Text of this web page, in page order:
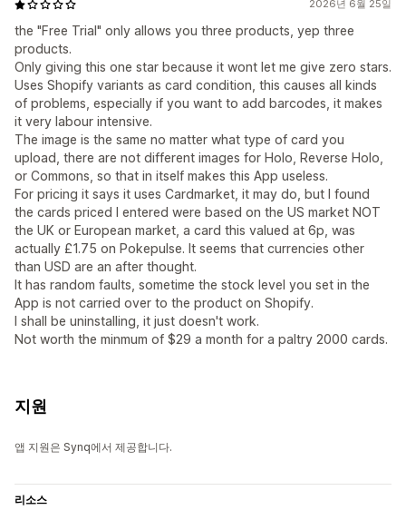
2026년 6월 25일
the "Free Trial" only allows you three products, yep three
products.
Only giving this one star because it wont let me give zero stars.
Uses Shopify variants as card condition, this causes all kinds
of problems, especially if you want to add barcodes, it makes
it very labour intensive.
The image is the same no matter what type of card you
upload, there are not different images for Holo, Reverse Holo,
or Commons, so that in itself makes this App useless.
For pricing it says it uses Cardmarket, it may do, but I found
the cards priced I entered were based on the US market NOT
the UK or European market, a card this valued at 6p, was
actually £1.75 on Pokepulse. It seems that currencies other
than USD are an after thought.
It has random faults, sometime the stock level you set in the
App is not carried over to the product on Shopify.
I shall be uninstalling, it just doesn't work.
Not worth the minmum of $29 a month for a paltry 2000 cards.
지원
앱 지원은 Synq에서 제공합니다.
리소스